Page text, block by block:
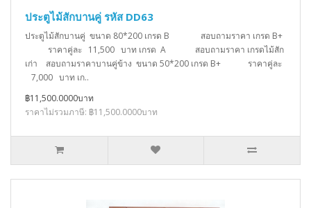
ประตูไม้สักบานคู่ รหัส DD63
ประตูไม้สักบานคู่ ขนาด 80*200 เกรด B สอบถามราคา เกรด B+
ราคาคู่ละ 11,500 บาท เกรด A สอบถามราคา เกรดไม้สัก
เก่า สอบถามราคาบานคู่ข้าง ขนาด 50*200 เกรด B+ ราคาคู่ละ
7,000 บาท เก..
฿11,500.0000บาท
ราคาไม่รวมภาษี: ฿11,500.0000บาท